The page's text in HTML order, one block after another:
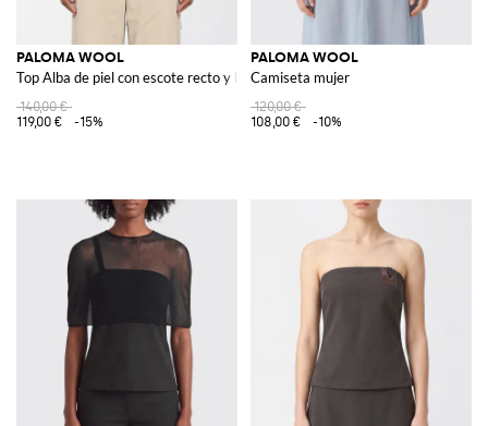
PALOMA WOOL
Top Alba de piel con escote recto y hombros descubiertos
140,00 €
119,00 €
-15%
PALOMA WOOL
Camiseta mujer
120,00 €
108,00 €
-10%